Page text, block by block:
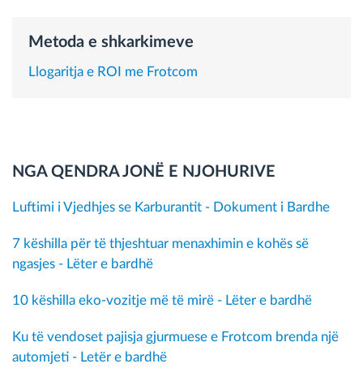
Metoda e shkarkimeve
Llogaritja e ROI me Frotcom
NGA QENDRA JONË E NJOHURIVE
Luftimi i Vjedhjes se Karburantit - Dokument i Bardhe
7 këshilla për të thjeshtuar menaxhimin e kohës së
ngasjes - Lëter e bardhë
10 këshilla eko-vozitje më të mirë - Lëter e bardhë
Ku të vendoset pajisja gjurmuese e Frotcom brenda një
automjeti - Letër e bardhë